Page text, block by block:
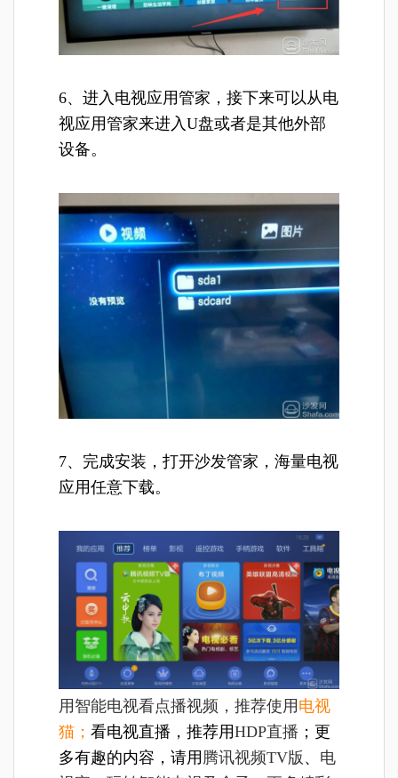
6、进入电视应用管家，接下来可以从电
视应用管家来进入U盘或者是其他外部
设备。
7、完成安装，打开沙发管家，海量电视
应用任意下载。
用智能电视看点播视频，推荐使用 电视
猫； 看电视直播，推荐用HDP直播 ；更
多有趣的内容，请用 腾讯视频TV版 、 电